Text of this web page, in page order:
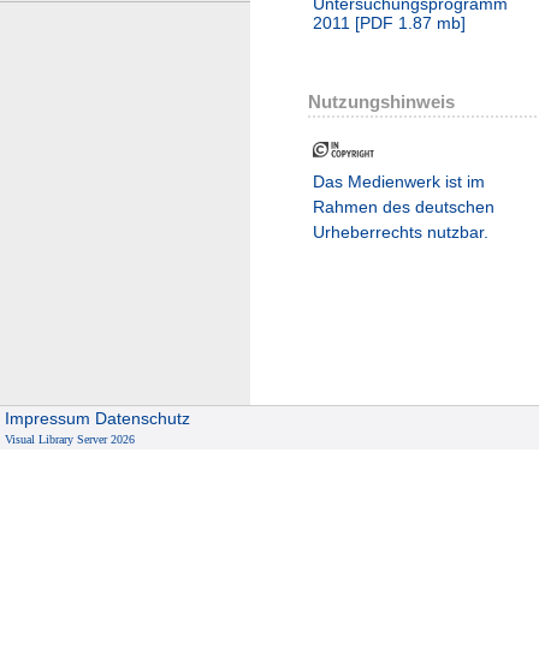
2011 [PDF 1.87 mb]
Nutzungshinweis
Das Medienwerk ist im
Rahmen des deutschen
Urheberrechts nutzbar.
Impressum Datenschutz
Visual Library Server 2026